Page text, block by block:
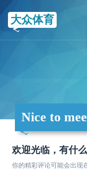
大众体育
Nice to
欢迎光临，有什
你的精彩评论可能会出现